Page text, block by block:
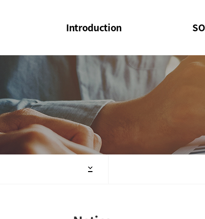
Introduction
Welcome Message
Structure of the Society
President
Executive Board Members
SOI
SOI